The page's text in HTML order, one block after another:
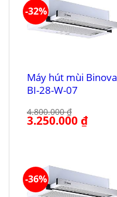
-32%
Máy hút mùi Binova
BI-28-W-07
4.800.000₫
Giá
gốc
3.250.000₫Giá
hiện
-36%